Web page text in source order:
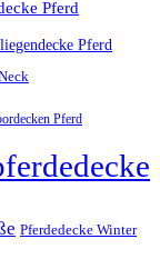
Pferd
Pferd
Pferd
Pferdedecke Winter